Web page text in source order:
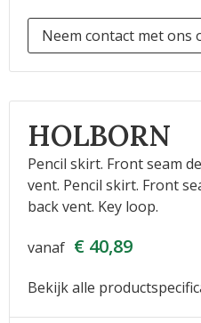
Neem contact met ons
HOLBORN
Pencil skirt. Front seam
vent. Pencil skirt. Front
back vent. Key loop.
vanaf € 40,89
Bekijk alle